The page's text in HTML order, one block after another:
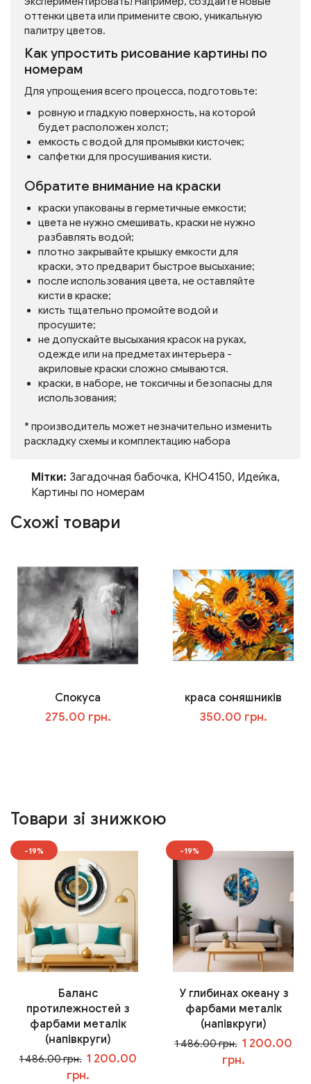
оттенки цвета или примените свою, уникальную
палитру цветов.
Как упростить рисование картины по
номерам
Для упрощения всего процесса, подготовьте:
ровную и гладкую поверхность, на которой
будет расположен холст;
емкость с водой для промывки кисточек;
салфетки для просушивания кисти.
Обратите внимание на краски
краски упакованы в герметичные емкости;
цвета не нужно смешивать, краски не нужно
разбавлять водой;
плотно закрывайте крышку емкости для
краски, это предварит быстрое высыхание;
после использования цвета, не оставляйте
кисти в краске;
кисть тщательно промойте водой и
просушите;
не допускайте высыхания красок на руках,
одежде или на предметах интерьера -
акриловые краски сложно смываются.
краски, в наборе, не токсичны и безопасны для
использования;
* производитель может незначительно изменить
раскладку схемы и комплектацию набора
Мітки: Загадочная бабочка, KHO4150, Идейка,
Картины по номерам
Схожі товари
Спокуса
275.00 грн.
краса соняшників
350.00 грн.
Товари зі знижкою
-19%
Баланс
протилежностей з
фарбами металік
(напівкруги)
1 486.00 грн. 1 200.00
грн.
-19%
У глибинах океану з
фарбами металік
(напівкруги)
1 486.00 грн. 1 200.00
грн.